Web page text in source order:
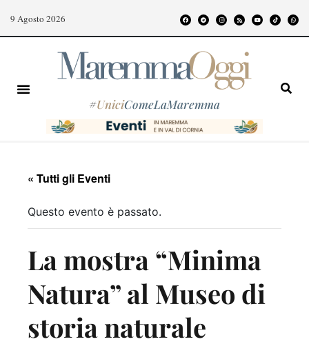
9 Agosto 2026
#UniciComeLaMaremma
« Tutti gli Eventi
Questo evento è passato.
La mostra “Minima
Natura” al Museo di
storia naturale